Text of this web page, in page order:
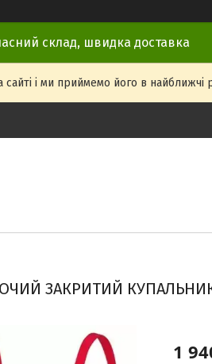
склад, швидка доставка
і ми приймемо його в найближчі
ЗАКРИТИЙ КУПАЛЬНИК
1